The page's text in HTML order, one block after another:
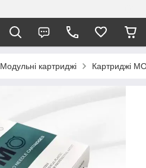
Модульні картриджі Картриджі